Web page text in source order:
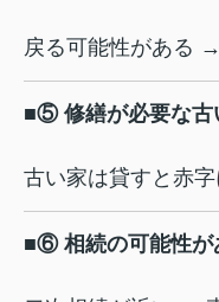
戻る可能性がある
■⑤ 修繕が必要な古
古い家は貸すと赤
■⑥ 相続の可能性が